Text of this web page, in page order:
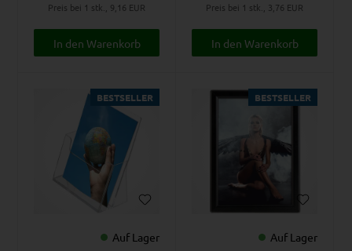
Preis bei 1 stk., 9,16 EUR Preis bei 1 stk., 3,76 EUR
BESTSELLER
Auf Lager
BESTSELLER
Auf Lager